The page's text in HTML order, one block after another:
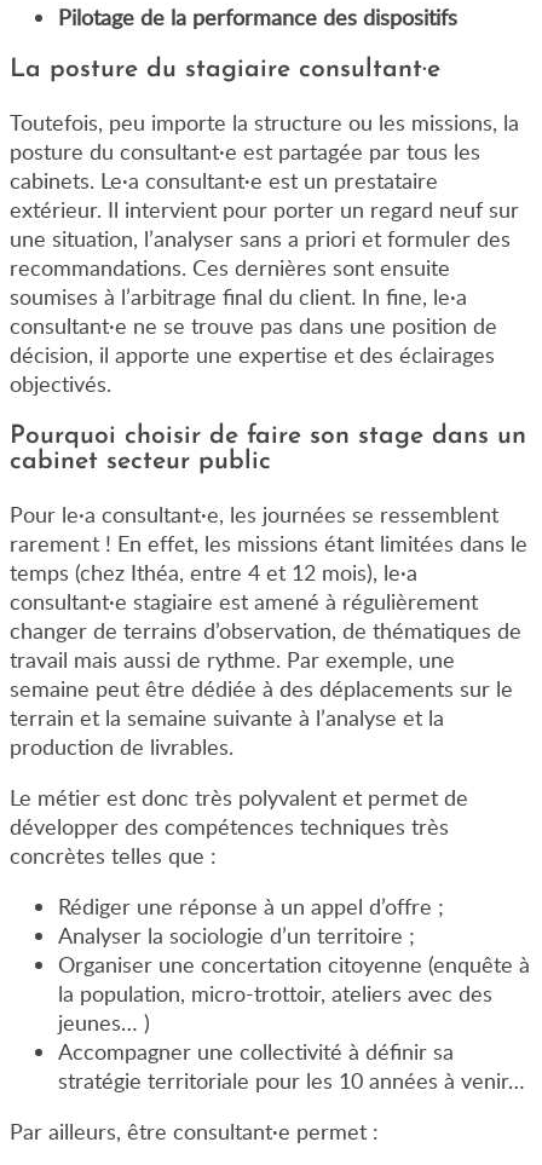
Pilotage de la performance des dispositifs
La posture du stagiaire consultant·e
Toutefois, peu importe la structure ou les missions, la
posture du consultant·e est partagée par tous les
cabinets. Le·a consultant·e est un prestataire
extérieur. Il intervient pour porter un regard neuf sur
une situation, l’analyser sans a priori et formuler des
recommandations. Ces dernières sont ensuite
soumises à l’arbitrage final du client. In fine, le·a
consultant·e ne se trouve pas dans une position de
décision, il apporte une expertise et des éclairages
objectivés.
Pourquoi choisir de faire son stage dans un
cabinet secteur public
Pour le·a consultant·e, les journées se ressemblent
rarement ! En effet, les missions étant limitées dans le
temps (chez Ithéa, entre 4 et 12 mois), le·a
consultant·e stagiaire est amené à régulièrement
changer de terrains d’observation, de thématiques de
travail mais aussi de rythme. Par exemple, une
semaine peut être dédiée à des déplacements sur le
terrain et la semaine suivante à l’analyse et la
production de livrables.
Le métier est donc très polyvalent et permet de
développer des compétences techniques très
concrètes telles que :
Rédiger une réponse à un appel d’offre ;
Analyser la sociologie d’un territoire ;
Organiser une concertation citoyenne (enquête à
la population, micro-trottoir, ateliers avec des
jeunes… )
Accompagner une collectivité à définir sa
stratégie territoriale pour les 10 années à venir…
Par ailleurs, être consultant·e permet :